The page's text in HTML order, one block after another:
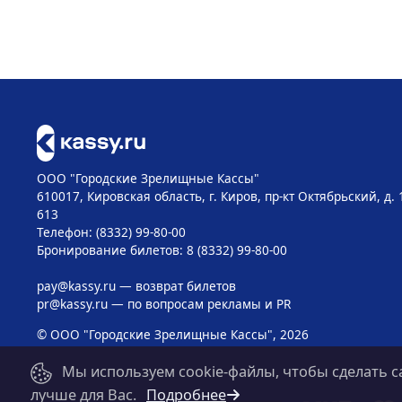
ООО "Городские Зрелищные Кассы"
610017, Кировская область, г. Киров, пр-кт Октябрьский, д.
613
Телефон: (8332) 99-80-00
Бронирование билетов: 8 (8332) 99-80-00
pay@kassy.ru— возврат билетов
pr@kassy.ru— по вопросам рекламы и PR
© ООО "Городские Зрелищные Кассы", 2026
Мы используем cookie-файлы, чтобы сделать
лучше для Вас. Подробнее